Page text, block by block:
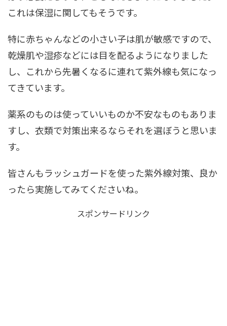
これは保湿に関してもそうです。
特に赤ちゃんなどの小さい子は肌が敏感ですので、
乾燥肌や湿疹などには目を配るようになりました
し、これから先暑くなるに連れて紫外線も気になっ
てきています。
薬系のものは使っていいものか不安なものもありま
すし、衣類で対策出来るならそれを選ぼうと思いま
す。
皆さんもラッシュガードを使った紫外線対策、良か
ったら実施してみてくださいね。
スポンサードリンク